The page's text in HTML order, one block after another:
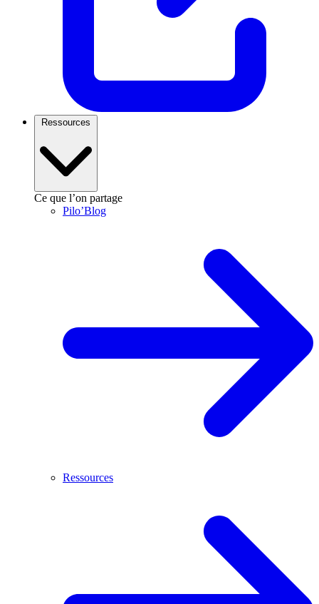
Ressources
Ce que l’on partage
Pilo’Blog
Ressources